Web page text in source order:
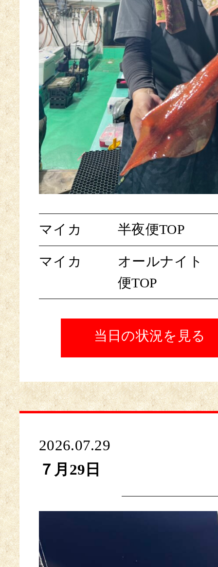
マイカ 半夜便TOP
マイカ
オールナイト
便TOP
当日の状況を見る
2026.07.29
７月29日